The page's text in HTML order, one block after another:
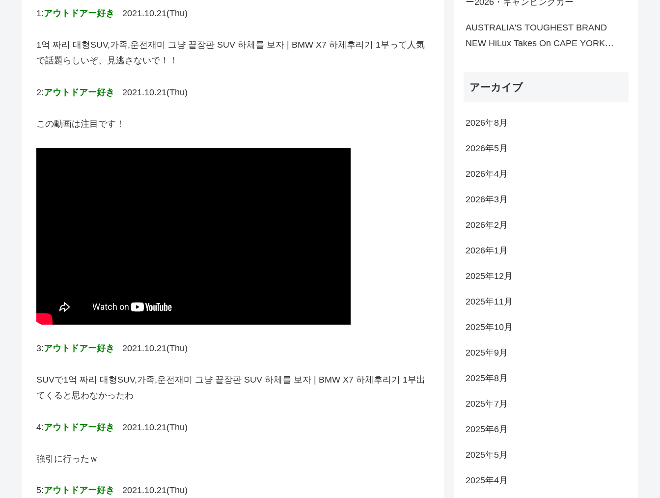
1:アウトドアー好き 2021.10.21(Thu)
1억 짜리 대형SUV,가족,운전재미 그냥 끝장판 SUV 하체를 보자 | BMW X7 하체후리기 1부って人気
で話題らしいぞ、見逃さないで！！
2:アウトドアー好き 2021.10.21(Thu)
この動画は注目です！
3:アウトドアー好き 2021.10.21(Thu)
SUVで1억 짜리 대형SUV,가족,운전재미 그냥 끝장판 SUV 하체를 보자 | BMW X7 하체후리기 1부出
てくると思わなかったわ
4:アウトドアー好き 2021.10.21(Thu)
強引に行ったｗ
5:アウトドアー好き 2021.10.21(Thu)
ー2026・キャンピングカー
AUSTRALIA'S TOUGHEST BRAND
NEW HiLux Takes On CAPE YORK…
アーカイブ
2026年8月
2026年5月
2026年4月
2026年3月
2026年2月
2026年1月
2025年12月
2025年11月
2025年10月
2025年9月
2025年8月
2025年7月
2025年6月
2025年5月
2025年4月